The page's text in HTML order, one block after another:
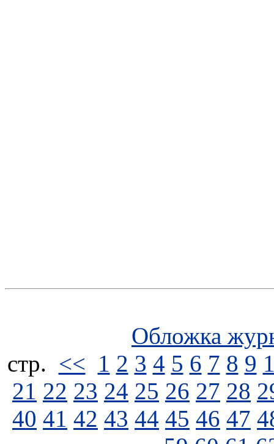
Обложка
стp. << 1 2 3 4 5 6 7 8 9
21 22 23 24 25 26 27 28
40 41 42 43 44 45 46 47